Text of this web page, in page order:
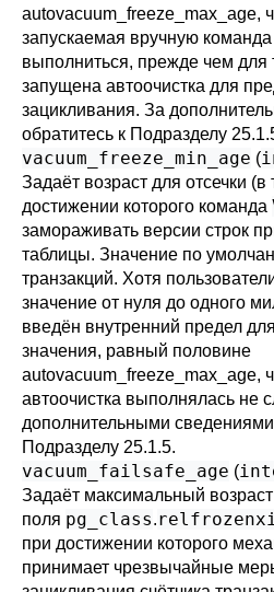
autovacuum_freeze_max_age,
запускаемая вручную команда
выполниться, прежде чем для
запущена автоочистка для
зацикливания. За
обратитесь к Подразделу
vacuum_freeze_min_age (
Задаёт возраст для отсечки (в
достижении которого команда
замораживать версии строк
таблицы. Значение по
транзакций. Хотя
значение от нуля до одного
введён внутренний предел
значения, равный половине
autovacuum_freeze_max_age,
автоочистка выполнялась не
дополнительными сведениями
Подразделу 25.1.5.
vacuum_failsafe_age (
Задаёт максимальный
поля pg_class.
при достижении которого
принимает чрезвычайные